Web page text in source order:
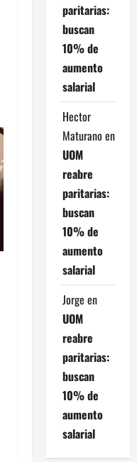
paritarias:
buscan
10% de
aumento
salarial
Hector
Maturano en
UOM
reabre
paritarias:
buscan
10% de
aumento
salarial
Jorge en
UOM
reabre
paritarias:
buscan
10% de
aumento
salarial